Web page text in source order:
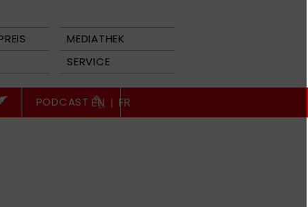
MEDIATHEK
SERVICE
PODCAST EN | FR